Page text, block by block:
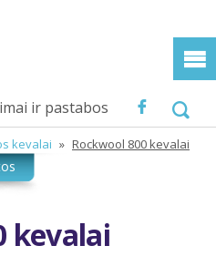
ir pastabos
kevalai » Rockwool 800 kevalai
kevalai